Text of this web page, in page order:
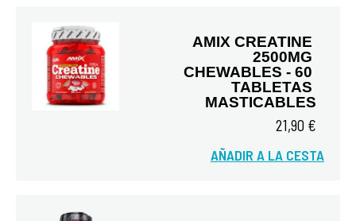
AMIX CREATINE
2500MG
CHEWABLES - 60
TABLETAS
MASTICABLES
21,90 €
AÑADIR A LA CESTA